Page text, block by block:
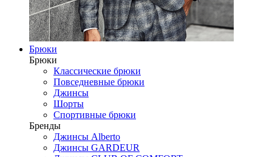
Брюки
Брюки
Классические брюки
Повседневные брюки
Джинсы
Шорты
Спортивные брюки
Бренды
Джинсы Alberto
Джинсы GARDEUR